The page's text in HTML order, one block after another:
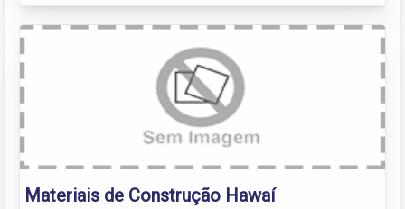
Materiais de Construção Hawaí